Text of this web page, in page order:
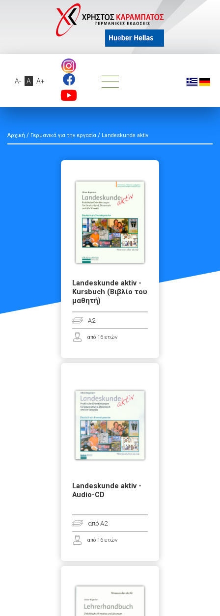
A- A A+
Αρχική / Γερμανικά για την εργασία / Landeskunde aktiv
Landeskunde aktiv -
Kursbuch (Βιβλίο του
μαθητή)
A2
από 16 ετών
Landeskunde aktiv -
Audio-CD
από A2
από 16 ετών